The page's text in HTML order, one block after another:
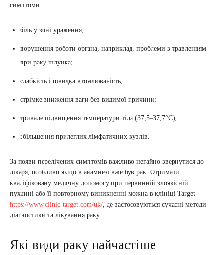
симптоми:
біль у зоні ураження;
порушення роботи органа, наприклад, проблеми з травленням
при раку шлунка;
слабкість і швидка втомлюваність;
стрімке зниження ваги без видимої причини;
тривале підвищення температури тіла (37,5–37,7°C);
збільшення прилеглих лімфатичних вузлів.
За появи перелічених симптомів важливо негайно звернутися до
лікаря, особливо якщо в анамнезі вже був рак. Отримати
кваліфіковану медичну допомогу при первинній злоякісній
пухлині або її повторному виникненні можна в клініці Target
https://www.clinic-target.com/uk/, де застосовуються сучасні методи
діагностики та лікування раку.
Які види раку найчастіше